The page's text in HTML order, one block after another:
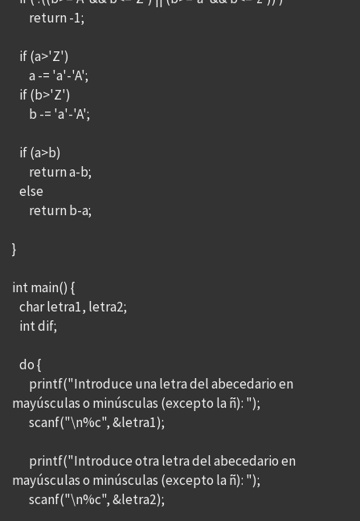
return -1;
if (a>'Z')
a -= 'a'-'A';
if (b>'Z')
b -= 'a'-'A';
if (a>b)
return a-b;
else
return b-a;
}
int main() {
char letra1, letra2;
int dif;
do {
printf("Introduce una letra del abecedario en
mayúsculas o minúsculas (excepto la ñ): ");
scanf("\n%c", &letra1);
printf("Introduce otra letra del abecedario en
mayúsculas o minúsculas (excepto la ñ): ");
scanf("\n%c", &letra2);